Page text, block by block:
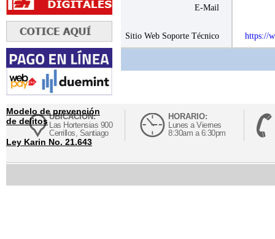
Modelo de prevención
de delitos
Ley Karin No. 21.643
E-Mail
Sitio Web Soporte Técnico https://
UBICACIÓN:
Las Hortensias 900
Cerrillos, Santiago
HORARIO:
Lunes a Viernes
8:30am a 6:30pm